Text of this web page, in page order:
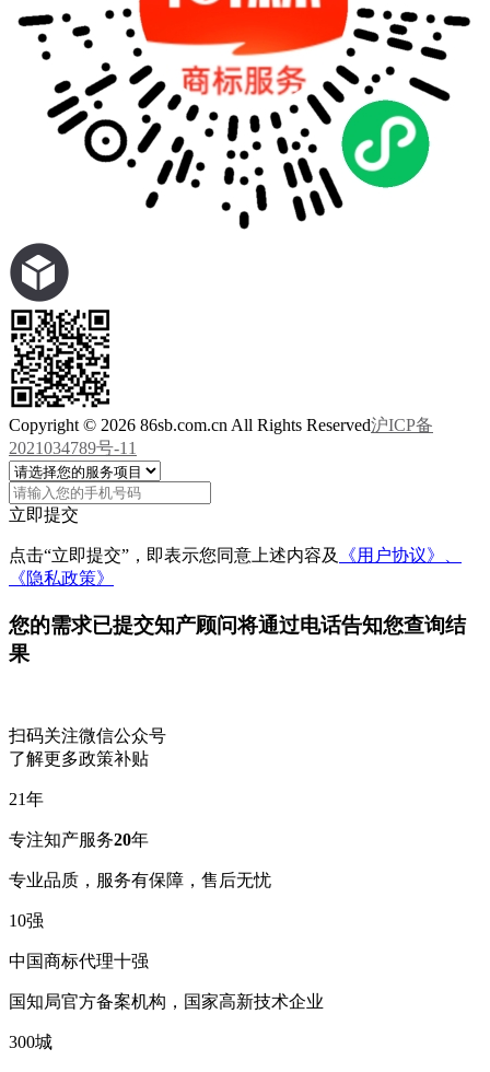
Copyright © 2026 86sb.com.cn All Rights Reserved沪ICP备
2021034789号-11
立即提交
点击“立即提交”，即表示您同意上述内容及
《用户协议》、
《隐私政策》
您的需求已提交知产顾问将通过电话告知您查询结
果
扫码关注微信公众号
了解更多政策补贴
21年
专注知产服务20年
专业品质，服务有保障，售后无忧
10强
中国商标代理十强
国知局官方备案机构，国家高新技术企业
300城